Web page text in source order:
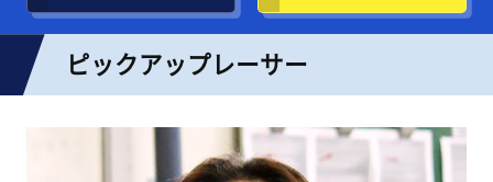
ピックアップレーサー